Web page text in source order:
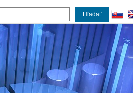
Hľadať